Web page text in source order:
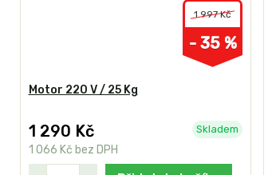
1 997 Kč
- 35 %
Motor 220 V / 25 Kg
1 290 Kč
1 066 Kč bez DPH
Skladem